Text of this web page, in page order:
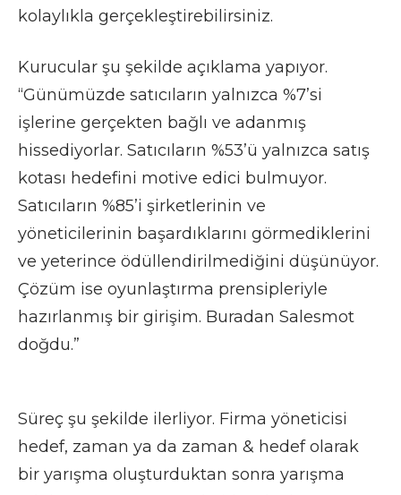
kolaylıkla gerçekleştirebilirsiniz.
Kurucular şu şekilde açıklama yapıyor.
“Günümüzde satıcıların yalnızca %7’si
işlerine gerçekten bağlı ve adanmış
hissediyorlar. Satıcıların %53’ü yalnızca satış
kotası hedefini motive edici bulmuyor.
Satıcıların %85’i şirketlerinin ve
yöneticilerinin başardıklarını görmediklerini
ve yeterince ödüllendirilmediğini düşünüyor.
Çözüm ise oyunlaştırma prensipleriyle
hazırlanmış bir girişim. Buradan Salesmot
doğdu.”
Süreç şu şekilde ilerliyor. Firma yöneticisi
hedef, zaman ya da zaman & hedef olarak
bir yarışma oluşturduktan sonra yarışma